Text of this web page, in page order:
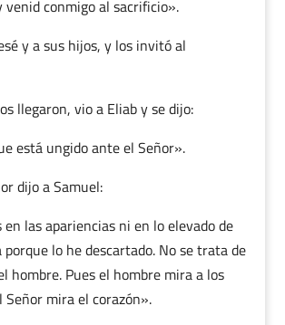
venid conmigo al sacrificio».
y a sus hijos, y los invitó al
llegaron, vio a Eliab y se dijo:
está ungido ante el Señor».
dijo a Samuel:
las apariencias ni en lo elevado de
lo he descartado. No se trata de
hombre. Pues el hombre mira a los
Señor mira el corazón».